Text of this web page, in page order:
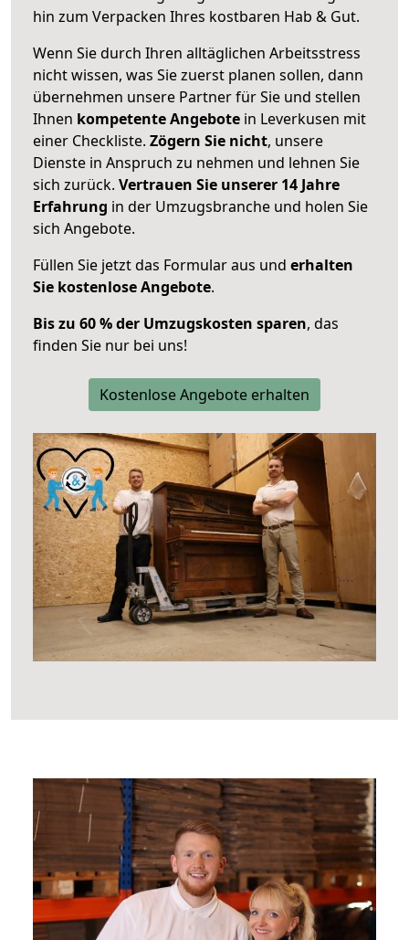
hin zum Verpacken Ihres kostbaren Hab & Gut.
Wenn Sie durch Ihren alltäglichen Arbeitsstress
nicht wissen, was Sie zuerst planen sollen, dann
übernehmen unsere Partner für Sie und stellen
Ihnen kompetente Angebote in Leverkusen mit
einer Checkliste. Zögern Sie nicht, unsere
Dienste in Anspruch zu nehmen und lehnen Sie
sich zurück. Vertrauen Sie unserer 14 Jahre
Erfahrung in der Umzugsbranche und holen Sie
sich Angebote.
Füllen Sie jetzt das Formular aus und erhalten
Sie kostenlose Angebote.
Bis zu 60 % der Umzugskosten sparen, das
finden Sie nur bei uns!
Kostenlose Angebote erhalten